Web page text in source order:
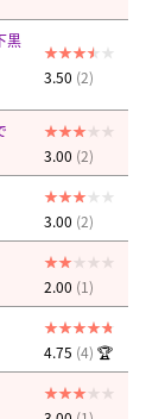
黒
3.50 (2)
3.00 (2)
3.00 (2)
2.00 (1)
4.75 (4) 🏆